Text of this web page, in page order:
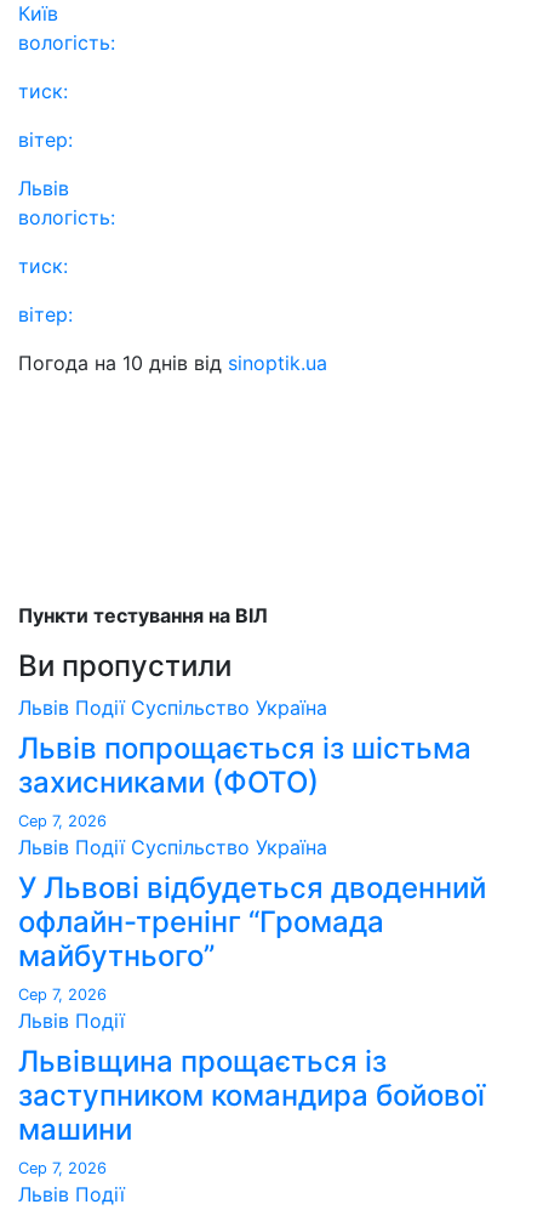
Київ
вологість:
тиск:
вітер:
Львів
вологість:
тиск:
вітер:
Погода на 10 днів від sinoptik.ua
Пункти тестування на ВІЛ
Ви пропустили
Львів Події Суспільство Україна
Львів попрощається із шістьма
захисниками (ФОТО)
Сер 7, 2026
Львів Події Суспільство Україна
У Львові відбудеться дводенний
офлайн-тренінг “Громада
майбутнього”
Сер 7, 2026
Львів Події
Львівщина прощається із
заступником командира бойової
машини
Сер 7, 2026
Львів Події